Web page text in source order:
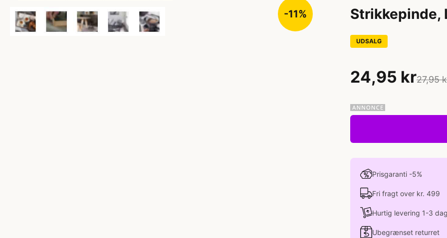
-11% Strikkepinde,
UDSALG
24,95 kr27,95
Prisgaranti -5%
Fri fragt over kr. 499
Hurtig levering 1-3
Ubegrænset returret